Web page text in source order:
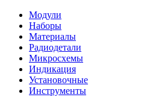
Модули
Наборы
Материалы
Радиодетали
Микросхемы
Индикация
Установочные
Инструменты